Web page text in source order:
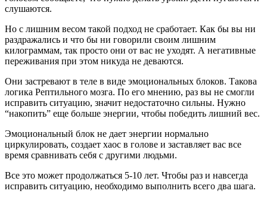
слушаются.
Но с лишним весом такой подход не сработает. Как бы вы ни
раздражались и что бы ни говорили своим лишним
килограммам, так просто они от вас не уходят. А негативные
переживания при этом никуда не деваются.
Они застревают в теле в виде эмоциональных блоков. Такова
логика Рептильного мозга. По его мнению, раз вы не смогли
исправить ситуацию, значит недостаточно сильны. Нужно
“накопить” еще больше энергии, чтобы победить лишний вес.
Эмоциональный блок не дает энергии нормально
циркулировать, создает хаос в голове и заставляет вас все
время сравнивать себя с другими людьми.
Все это может продолжаться 5-10 лет. Чтобы раз и навсегда
исправить ситуацию, необходимо выполнить всего два шага.